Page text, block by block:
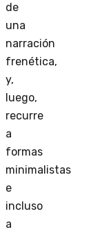
de
una
narración
frenética,
y,
luego,
recurre
a
formas
minimalistas
e
incluso
a